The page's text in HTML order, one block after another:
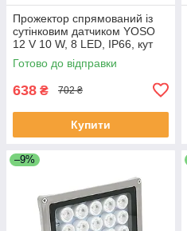
Прожектор спрямований із
сутінковим датчиком YOSO
12 V 10 W, 8 LED, IP66, кут
огляду 60°, дальність до 30
м, 113*86*63 мм, BOX
Готово до відправки
638 ₴ 702 ₴
Купити
–9%